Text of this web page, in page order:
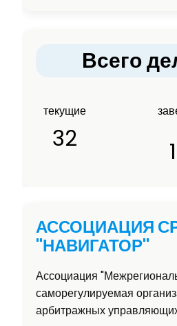
Всего
текущие
32
АССОЦИАЦИЯ
"НАВИГАТОР"
Ассоциация
саморегулируемая
арбитражных